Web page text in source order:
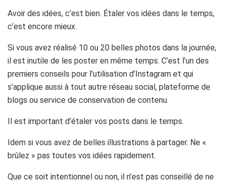
Avoir des idées, c’est bien. Étaler vos idées dans le temps,
c’est encore mieux.
Si vous avez réalisé 10 ou 20 belles photos dans la journée,
il est inutile de les poster en même temps. C’est l’un des
premiers conseils pour l’utilisation d’Instagram et qui
s’applique aussi à tout autre réseau social, plateforme de
blogs ou service de conservation de contenu.
Il est important d’étaler vos posts dans le temps.
Idem si vous avez de belles illustrations à partager. Ne «
brûlez » pas toutes vos idées rapidement.
Que ce soit intentionnel ou non, il n’est pas conseillé de ne